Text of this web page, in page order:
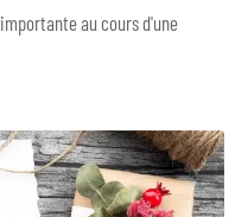
au cours d'une